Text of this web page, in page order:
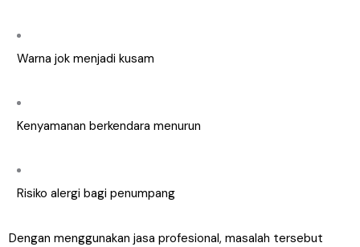
Warna jok menjadi kusam
Kenyamanan berkendara menurun
Risiko alergi bagi penumpang
Dengan menggunakan jasa profesional, masalah tersebut